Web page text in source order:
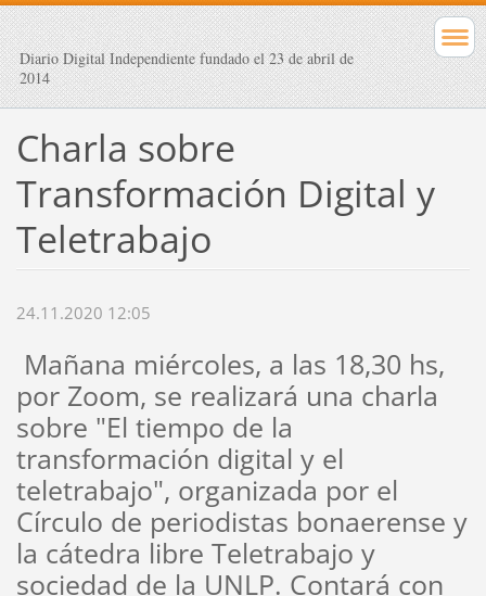
Diario Digital Independiente fundado el 23 de abril de
2014
Charla sobre
Transformación Digital y
Teletrabajo
24.11.2020 12:05
Mañana miércoles, a las 18,30 hs,
por Zoom, se realizará una charla
sobre "El tiempo de la
transformación digital y el
teletrabajo", organizada por el
Círculo de periodistas bonaerense y
la cátedra libre Teletrabajo y
sociedad de la UNLP. Contará con